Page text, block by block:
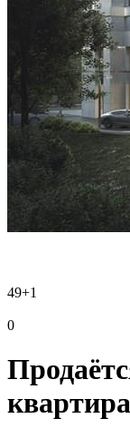
49+1
0